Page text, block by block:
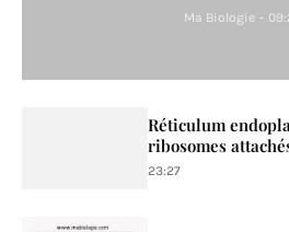
Ma Biologie -
Réticulum
ribosomes
23:27